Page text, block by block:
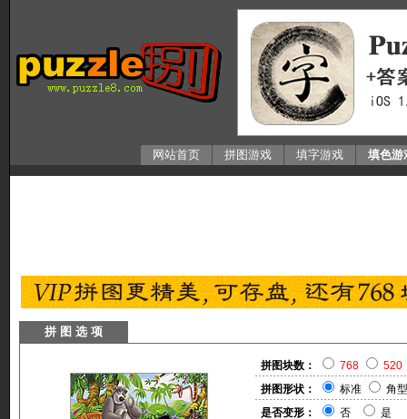
网站首页 拼图游戏 填字游戏 填色游
拼 图 选 项
拼图块数： 768
520
拼图形状：
标准
角型
是否变形：
否
是